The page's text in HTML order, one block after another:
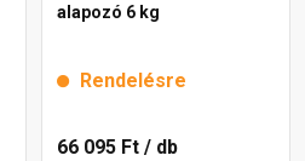
alapozó 6 kg
Rendelésre
66 095 Ft / db